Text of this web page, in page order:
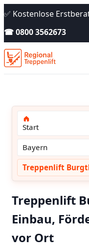
✅ Kostenlose
☎ 0800 3562673
Start
Bayern
Treppenlift
Treppenlift
Einbau,
vor Ort